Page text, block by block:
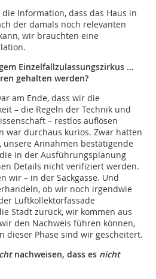
Information, dass das Haus in
der damals noch relevanten
wir brauchten eine
Einzelfallzulassungszirkus …
gehalten werden?
am Ende, dass wir die
– die Regeln der Technik und
– restlos auflösen
war durchaus kurios. Zwar hatten
Annahmen bestätigende
in der Ausführungsplanung
Details nicht verifiziert werden.
wir – in der Sackgasse. Und
ob wir noch irgendwie
Luftkollektorfassade
Stadt zurück, wir kommen aus
den Nachweis führen können,
dieser Phase sind wir gescheitert.
nachweisen, dass es nicht